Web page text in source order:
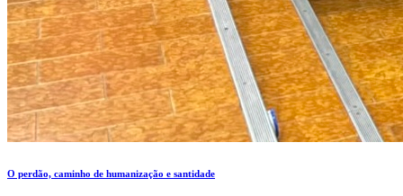
O perdão, caminho de humanização e santidade